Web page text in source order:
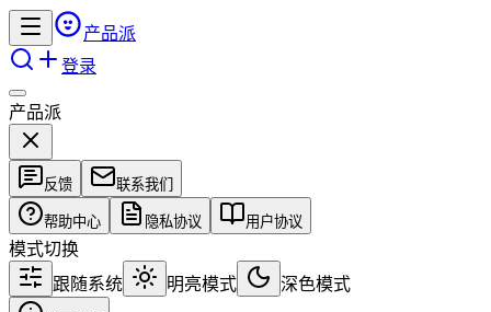
产品派
登录
产品派
反馈 联系我们
帮助中心 隐私协议 用户协议
模式切换
跟随系统
明亮模式 深色模式